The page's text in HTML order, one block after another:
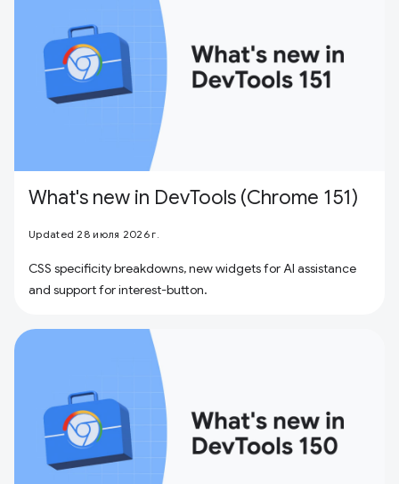
What's new in DevTools (Chrome 151)
Updated 28 июля 2026 г.
CSS specificity breakdowns, new widgets for AI assistance
and support for interest-button.